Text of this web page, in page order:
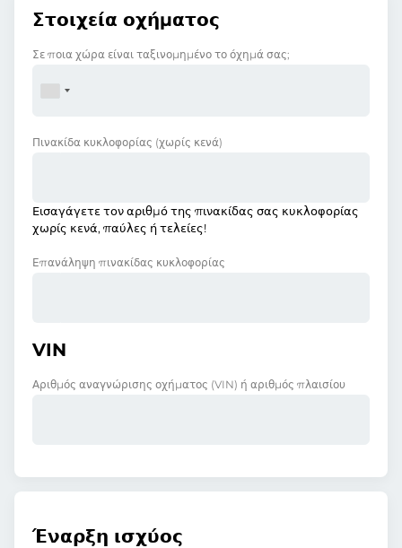
Στοιχεία οχήματος
Σε ποια χώρα είναι ταξινομημένο το όχημά σας;
Πινακίδα κυκλοφορίας (χωρίς κενά)
Εισαγάγετε τον αριθμό της πινακίδας σας κυκλοφορίας
χωρίς κενά, παύλες ή τελείες!
Επανάληψη πινακίδας κυκλοφορίας
VIN
Αριθμός αναγνώρισης οχήματος (VIN) ή αριθμός πλαισίου
Έναρξη ισχύος